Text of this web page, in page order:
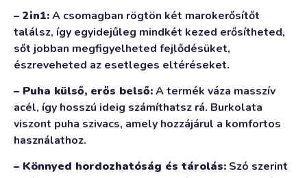
– 2in1:A csomagban rögtön két marokerősítőt
találsz, így egyidejűleg mindkét kezed erősítheted,
sőt jobban megfigyelheted fejlődésüket,
észreveheted az esetleges eltéréseket.
– Puha külső, erős belső:A termék váza masszív
acél, így hosszú ideig számíthatsz rá. Burkolata
viszont puha szivacs, amely hozzájárul a komfortos
használathoz.
– Könnyed hordozhatóság és tárolás: Szó szerint